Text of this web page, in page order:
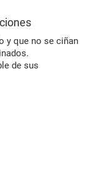
y que no se ciñan
de sus